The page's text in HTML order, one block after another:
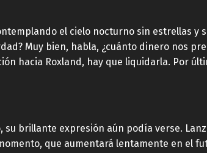
el cielo nocturno sin estrellas y
Muy bien, habla, ¿cuánto dinero nos
hacia Roxland, hay que liquidarla. Por
brillante expresión aún podía verse.
que aumentará lentamente en el